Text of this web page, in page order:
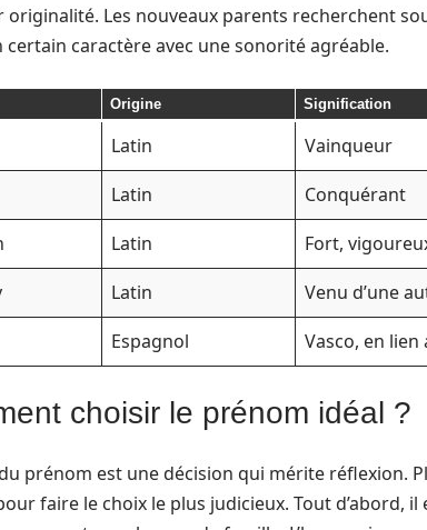
originalité. Les nouveaux parents recherchent
certain caractère avec une sonorité agréable.
Origine Signification
Latin
Vainqueur
Latin
Conquérant
Latin
Fort,
Latin
Venu d’une
Espagnol Vasco, en lien
choisir le prénom idéal ?
prénom est une décision qui mérite réflexion.
faire le choix le plus judicieux. Tout d’abord,